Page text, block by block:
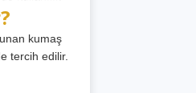
kumaş
tercih edilir.